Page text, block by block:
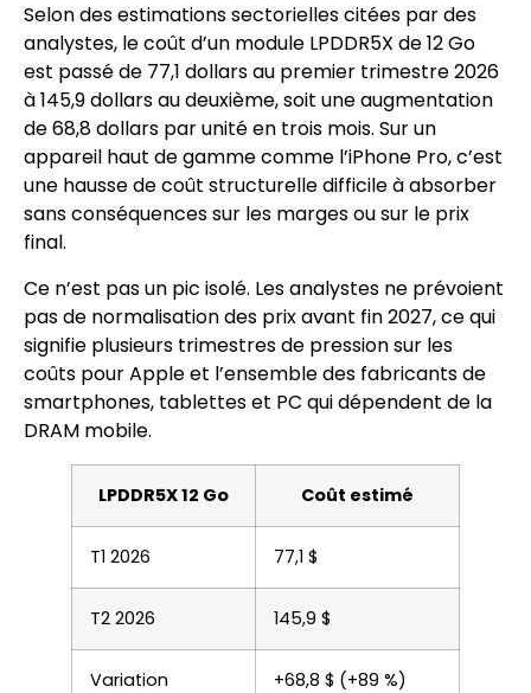
Selon des estimations sectorielles citées par des
analystes, le coût d’un module LPDDR5X de 12 Go
est passé de 77,1 dollars au premier trimestre 2026
à 145,9 dollars au deuxième, soit une augmentation
de 68,8 dollars par unité en trois mois. Sur un
appareil haut de gamme comme l’iPhone Pro, c’est
une hausse de coût structurelle difficile à absorber
sans conséquences sur les marges ou sur le prix
final.
Ce n’est pas un pic isolé. Les analystes ne prévoient
pas de normalisation des prix avant fin 2027, ce qui
signifie plusieurs trimestres de pression sur les
coûts pour Apple et l’ensemble des fabricants de
smartphones, tablettes et PC qui dépendent de la
DRAM mobile.
LPDDR5X 12 Go Coût estimé
T1 2026 77,1 $
T2 2026 145,9 $
Variation +68,8 $ (+89 %)